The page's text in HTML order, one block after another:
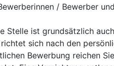
/ Bewerber
Stelle ist grundsätzlich
sich nach den
Bewerbung reichen